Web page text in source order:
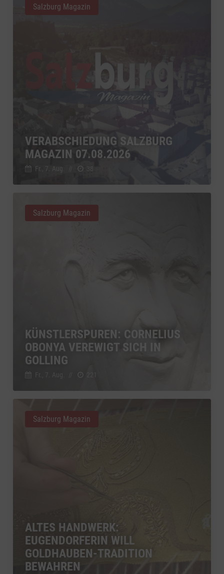
VERABSCHIEDUNG SALZBURG
MAGAZIN 07.08.2026
Fr., 7. Aug. 38
Salzburg Magazin
KÜNSTLERSPUREN: CORNELIUS
OBONYA VEREWIGT SICH IN
GOLLING
Salzburg Magazin
ALTES HANDWERK:
EUGENDORFERIN WILL
GOLDHAUBEN-TRADITION
BEWAHREN
Salzburg Magazin